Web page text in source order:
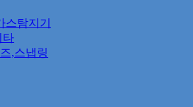
스탐지기
타
,스냅링